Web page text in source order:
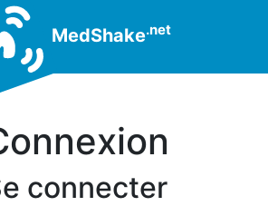
MedShake.net
connecter